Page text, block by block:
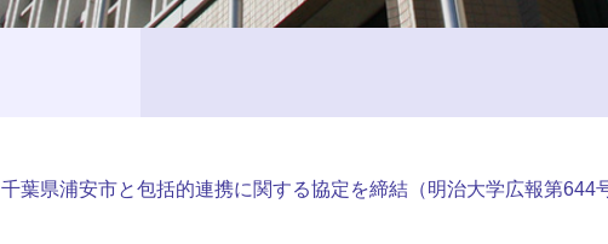
千葉県浦安市と包括的連携に関する協定を締結（明治大学広報第644